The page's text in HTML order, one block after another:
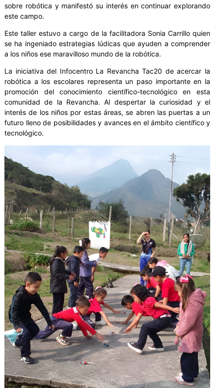
sobre robótica y manifestó su interés en continuar explorando
este campo.
Este taller estuvo a cargo de la facilitadora Sonia Carrillo quien
se ha ingeniado estrategias lúdicas que ayuden a comprender
a los niños ese maravilloso mundo de la robótica.
La iniciativa del Infocentro La Revancha Tac20 de acercar la
robótica a los escolares representa un paso importante en la
promoción del conocimiento científico-tecnológico en esta
comunidad de la Revancha. Al despertar la curiosidad y el
interés de los niños por estas áreas, se abren las puertas a un
futuro lleno de posibilidades y avances en el ámbito científico y
tecnológico.